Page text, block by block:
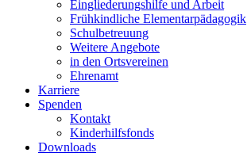
Eingliederungshilfe und Arbeit
Frühkindliche Elementarpädagogik
Schulbetreuung
Weitere Angebote
in den Ortsvereinen
Ehrenamt
Karriere
Spenden
Kontakt
Kinderhilfsfonds
Downloads